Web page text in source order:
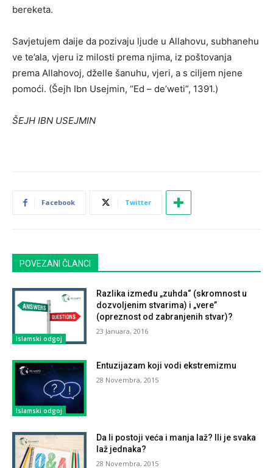
bereketa.
Savjetujem daije da pozivaju ljude u Allahovu, subhanehu
ve te’ala, vjeru iz milosti prema njima, iz poštovanja
prema Allahovoj, dželle šanuhu, vjeri, a s ciljem njene
pomoći. (Šejh Ibn Usejmin, “Ed – de’weti”, 1391.)
ŠEJH IBN USEJMIN
Facebook Twitter
POVEZANI ČLANCI
Islamski odgoj
Razlika između „zuhda“ (skromnost u
dozvoljenim stvarima) i „vere”
(opreznost od zabranjenih stvar)?
23 Januara, 2016
Islamski odgoj
Entuzijazam koji vodi ekstremizmu
28 Novembra, 2015
Da li postoji veća i manja laž? Ili je svaka
laž jednaka?
28 Novembra, 2015